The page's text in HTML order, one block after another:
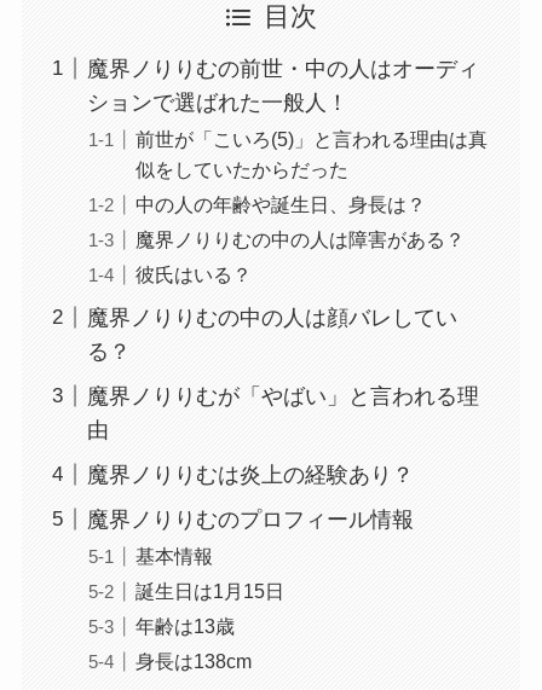
目次
魔界ノりりむの前世・中の人はオーディ
ションで選ばれた一般人！
前世が「こいろ(5)」と言われる理由は真
似をしていたからだった
中の人の年齢や誕生日、身長は？
魔界ノりりむの中の人は障害がある？
彼氏はいる？
魔界ノりりむの中の人は顔バレしてい
る？
魔界ノりりむが「やばい」と言われる理
由
魔界ノりりむは炎上の経験あり？
魔界ノりりむのプロフィール情報
基本情報
誕生日は1月15日
年齢は13歳
身長は138cm